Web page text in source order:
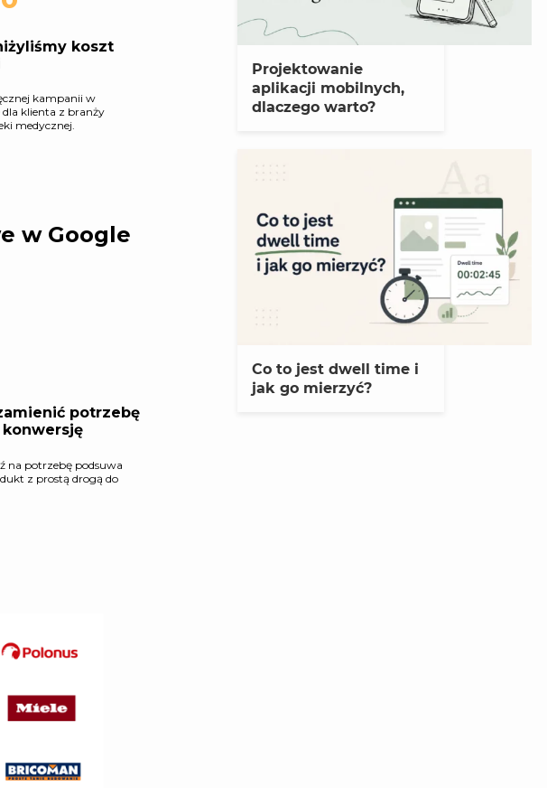
Projektowanie
aplikacji mobilnych,
dlaczego warto?
Co to jest dwell time i
jak go mierzyć?